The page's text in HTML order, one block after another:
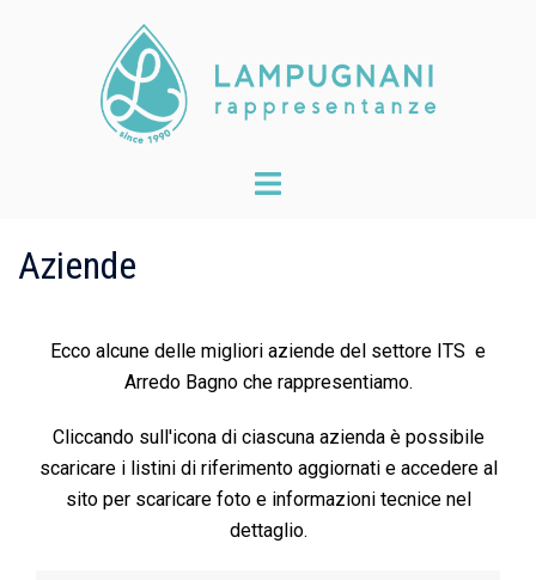
Toggle
Aziende
Ecco alcune delle migliori aziende del settore ITS e
Arredo Bagno che rappresentiamo.
Cliccando sull'icona di ciascuna azienda è possibile
scaricare i listini di riferimento aggiornati e accedere al
sito per scaricare foto e informazioni tecnice nel
dettaglio.